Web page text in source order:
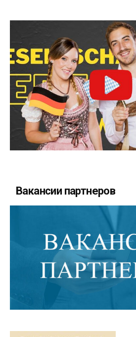
Вакансии партнеров